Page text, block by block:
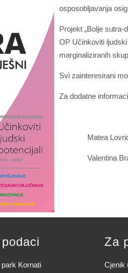
osposobljavanja
Projekt „Bolje sutra-
OP Učinkoviti
marginaliziranih
Svi zainteresirani
Za dodatne
Matea Lovrić,
Valentina
Kornati
Za
Cjenik